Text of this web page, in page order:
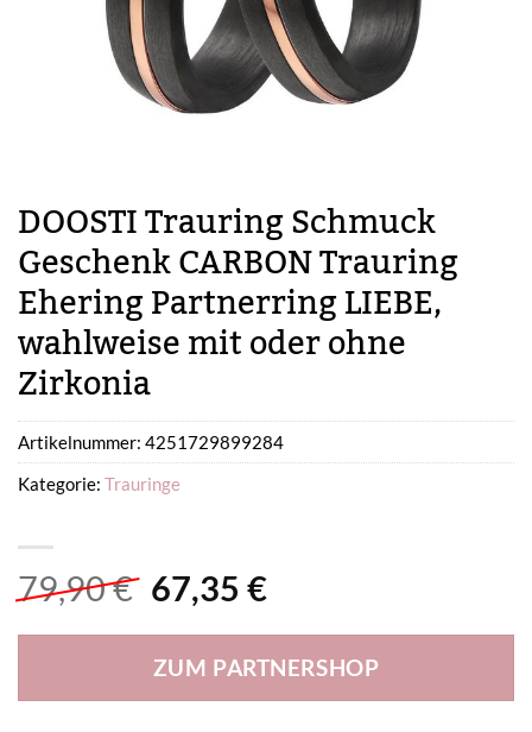
DOOSTI Trauring Schmuck
Geschenk CARBON Trauring
Ehering Partnerring LIEBE,
wahlweise mit oder ohne
Zirkonia
79,90€ Ursprünglicher
war:
79,90 €
67,35 €Aktueller
ist:
67,35 €.
ZUM PARTNERSHOP
Artikelnummer: 4251729899284
Kategorie: Trauringe